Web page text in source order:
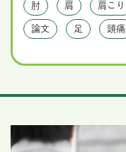
肘 肩 肩こり
論文 足 頭痛